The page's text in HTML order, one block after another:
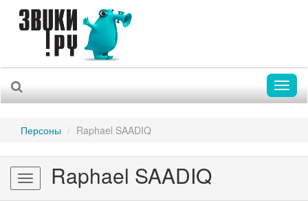
Персоны Raphael SAADIQ
Toggle
navigation
Raphael SAADIQ